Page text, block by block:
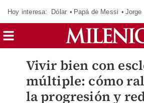
Hoy interesa: Dólar Papá de Messi Jorge
Vivir bien con
múltiple: cómo
la progresión y